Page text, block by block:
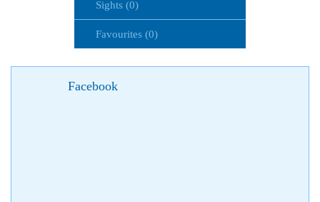
Sights (0)
Favourites (0)
Facebook